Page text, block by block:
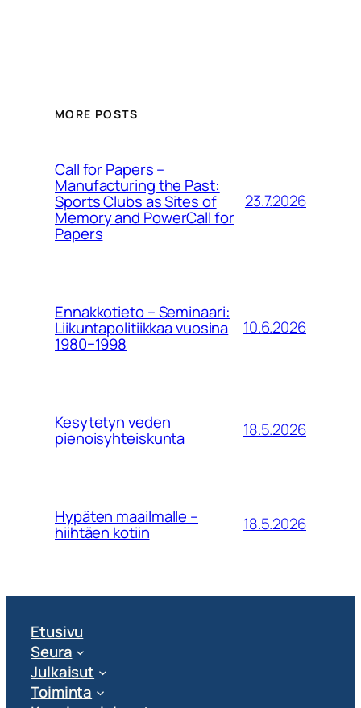
MORE POSTS
Call for Papers –
Manufacturing the Past:
Sports Clubs as Sites of
Memory and PowerCall for
Papers
23.7.2026
Ennakkotieto – Seminaari:
Liikuntapolitiikkaa vuosina
1980−1998
10.6.2026
Kesytetyn veden
pienoisyhteiskunta 18.5.2026
Hypäten maailmalle –
hiihtäen kotiin 18.5.2026
Etusivu
Seura
Julkaisut
Toiminta